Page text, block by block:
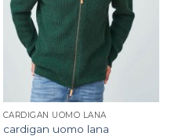
CARDIGAN UOMO LANA
cardigan uomo lana